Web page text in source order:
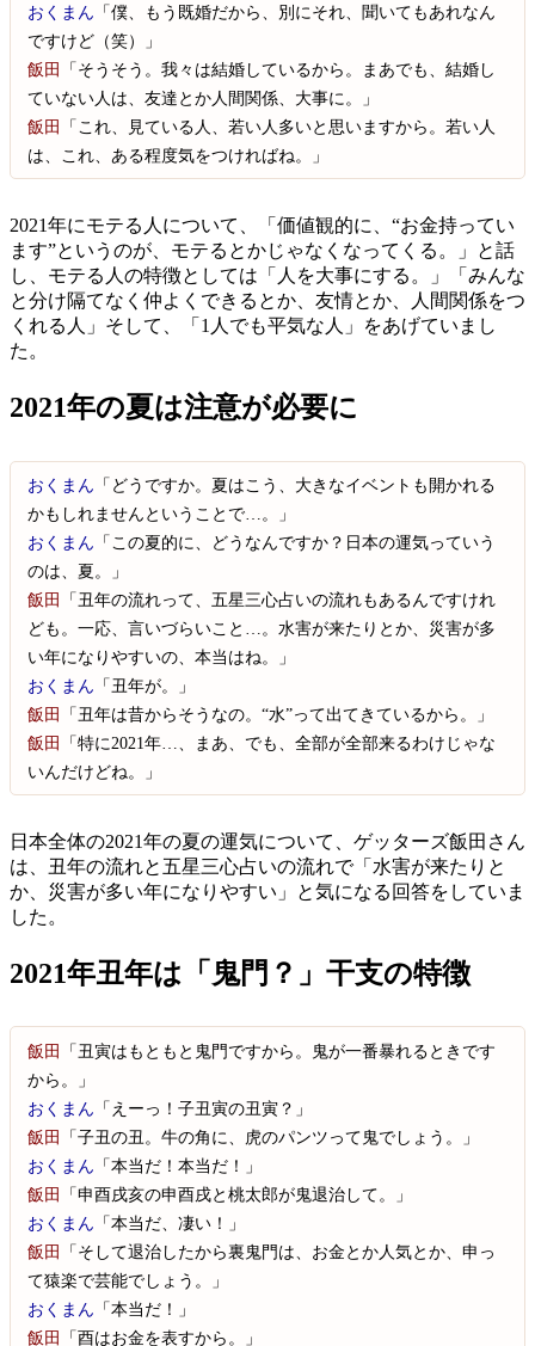
おくまん 「僕、もう既婚だから、別にそれ、聞いてもあれなん
ですけど（笑）」
飯田
「そうそう。我々は結婚しているから。まあでも、結婚し
ていない人は、友達とか人間関係、大事に。」
飯田
「これ、見ている人、若い人多いと思いますから。若い人
は、これ、ある程度気をつければね。」
2021年にモテる人について、「価値観的に、“お金持ってい
ます”というのが、モテるとかじゃなくなってくる。」と話
し、モテる人の特徴としては「人を大事にする。」「みんな
と分け隔てなく仲よくできるとか、友情とか、人間関係をつ
くれる人」そして、「1人でも平気な人」をあげていまし
た。
2021年の夏は注意が必要に
おくまん 「どうですか。夏はこう、大きなイベントも開かれる
かもしれませんということで…。」
おくまん 「この夏的に、どうなんですか？日本の運気っていう
のは、夏。」
飯田
「丑年の流れって、五星三心占いの流れもあるんですけれ
ども。一応、言いづらいこと…。水害が来たりとか、災害が多
い年になりやすいの、本当はね。」
おくまん 「丑年が。」
飯田
「丑年は昔からそうなの。“水”って出てきているから。」
飯田
「特に2021年…、まあ、でも、全部が全部来るわけじゃな
いんだけどね。」
日本全体の2021年の夏の運気について、ゲッターズ飯田さん
は、丑年の流れと五星三心占いの流れで「水害が来たりと
か、災害が多い年になりやすい」と気になる回答をしていま
した。
2021年丑年は「鬼門？」干支の特徴
飯田
「丑寅はもともと鬼門ですから。鬼が一番暴れるときです
から。」
おくまん 「えーっ！子丑寅の丑寅？」
飯田
「子丑の丑。牛の角に、虎のパンツって鬼でしょう。」
おくまん 「本当だ！本当だ！」
飯田
「申酉戌亥の申酉戌と桃太郎が鬼退治して。」
おくまん 「本当だ、凄い！」
飯田
「そして退治したから裏鬼門は、お金とか人気とか、申っ
て猿楽で芸能でしょう。」
おくまん 「本当だ！」
飯田
「酉はお金を表すから。」